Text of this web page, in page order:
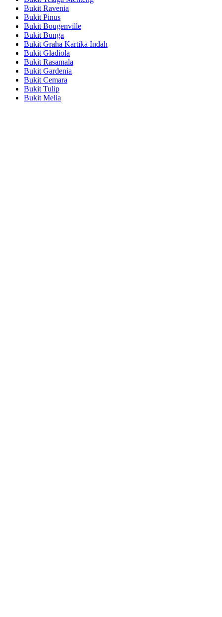
Bukit Ravenia
Bukit Pinus
Bukit Bougenville
Bukit Bunga
Bukit Graha Kartika Indah
Bukit Gladiola
Bukit Rasamala
Bukit Gardenia
Bukit Cemara
Bukit Tulip
Bukit Melia